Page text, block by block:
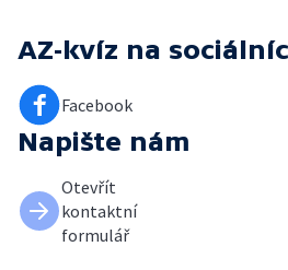
AZ-kvíz na
Facebook
Napište nám
Otevřít
kontaktní
formulář